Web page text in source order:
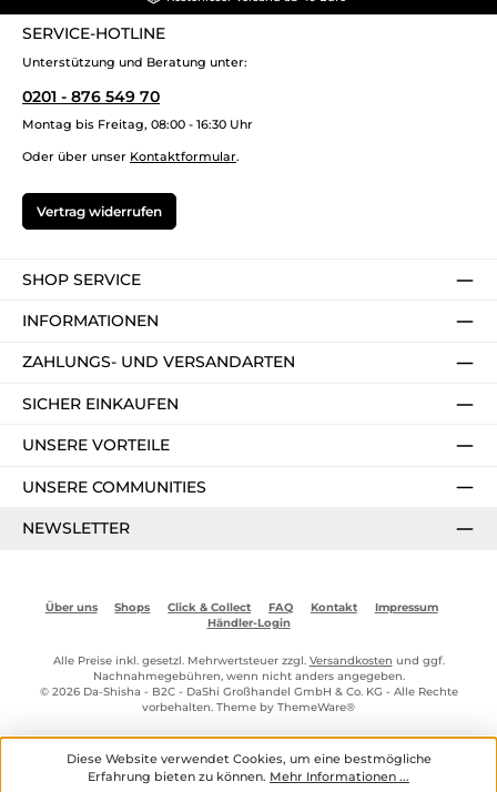
SERVICE-HOTLINE
Unterstützung und Beratung unter:
0201 - 876 549 70
Montag bis Freitag, 08:00 - 16:30 Uhr
Oder über unser Kontaktformular.
Vertrag widerrufen
SHOP SERVICE
INFORMATIONEN
ZAHLUNGS- UND VERSANDARTEN
SICHER EINKAUFEN
UNSERE VORTEILE
UNSERE COMMUNITIES
NEWSLETTER
Über uns Shops Click & Collect FAQ Kontakt
Impressum
Händler-Login
Alle Preise inkl. gesetzl. Mehrwertsteuer zzgl. Versandkosten und ggf.
Nachnahmegebühren, wenn nicht anders angegeben.
© 2026 Da-Shisha - B2C - DaShi Großhandel GmbH & Co. KG - Alle Rechte
vorbehalten. Theme by ThemeWare®
Diese Website verwendet Cookies, um eine bestmögliche
Erfahrung bieten zu können. Mehr Informationen ...